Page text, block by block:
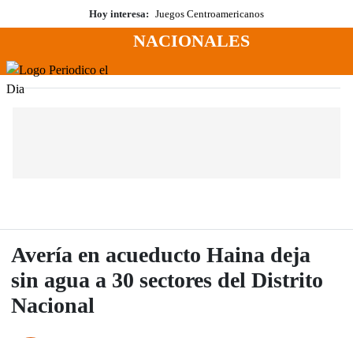
al
Hoy interesa: Juegos Centroamericanos
Menú
NACIONALES
Avería en acueducto Haina deja
sin agua a 30 sectores del Distrito
Nacional